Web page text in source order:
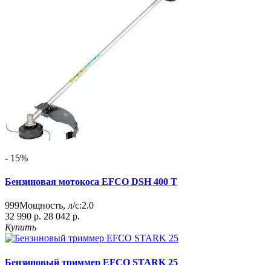
- 15%
Бензиновая мотокоса EFCO DSH 400 T
999Мощность, л/с:2.0
32 990 р. 28 042 р.
Купить
Бензиновый триммер EFCO STARK 25